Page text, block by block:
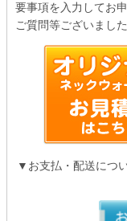
要事項を入力してお
ご質問等ございまし
▼お支払・配送につ